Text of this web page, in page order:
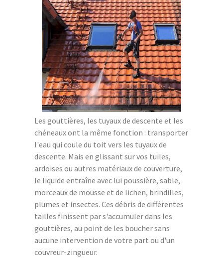
Les gouttières, les tuyaux de descente et les
chéneaux ont la même fonction : transporter
l'eau qui coule du toit vers les tuyaux de
descente. Mais en glissant sur vos tuiles,
ardoises ou autres matériaux de couverture,
le liquide entraîne avec lui poussière, sable,
morceaux de mousse et de lichen, brindilles,
plumes et insectes. Ces débris de différentes
tailles finissent par s'accumuler dans les
gouttières, au point de les boucher sans
aucune intervention de votre part ou d'un
couvreur-zingueur.